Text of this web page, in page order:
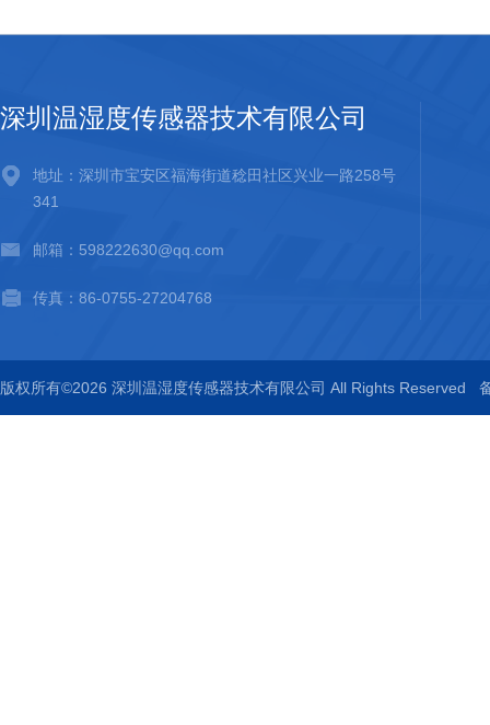
深圳温湿度传感器技术有限公司
地址：深圳市宝安区福海街道稔田社区兴业一路258号
341
邮箱：598222630@qq.com
传真：86-0755-27204768
版权所有©2026 深圳温湿度传感器技术有限公司 All Rights Reserved